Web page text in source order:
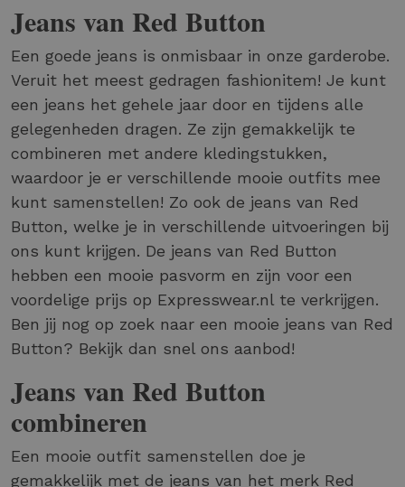
Jeans van Red Button
Een goede jeans is onmisbaar in onze garderobe.
Veruit het meest gedragen fashionitem! Je kunt
een jeans het gehele jaar door en tijdens alle
gelegenheden dragen. Ze zijn gemakkelijk te
combineren met andere kledingstukken,
waardoor je er verschillende mooie outfits mee
kunt samenstellen! Zo ook de jeans van Red
Button, welke je in verschillende uitvoeringen bij
ons kunt krijgen. De jeans van Red Button
hebben een mooie pasvorm en zijn voor een
voordelige prijs op Expresswear.nl te verkrijgen.
Ben jij nog op zoek naar een mooie jeans van Red
Button? Bekijk dan snel ons aanbod!
Jeans van Red Button
combineren
Een mooie outfit samenstellen doe je
gemakkelijk met de jeans van het merk Red